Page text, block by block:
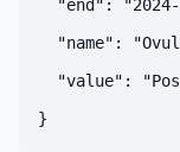
"end":
"name":
"value":